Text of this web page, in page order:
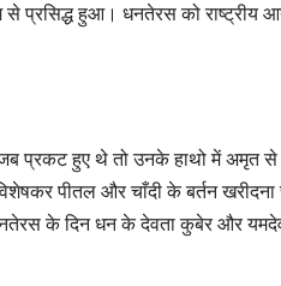
से प्रसिद्ध हुआ। धनतेरस को राष्ट्रीय
जब प्रकट हुए थे तो उनके हाथो में अमृत
पीतल और चाँदी के बर्तन खरीदना
के दिन धन के देवता कुबेर और